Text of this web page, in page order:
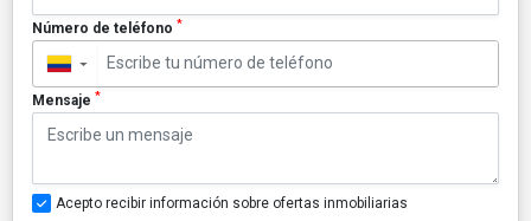
Número de teléfono *
▼
Mensaje *
Acepto recibir información sobre ofertas inmobiliarias